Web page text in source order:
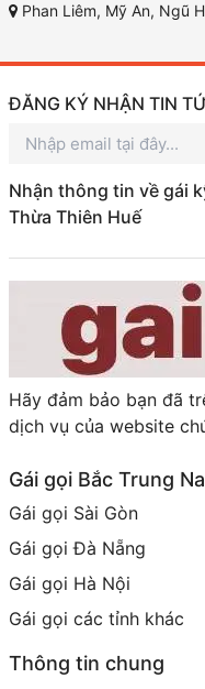
Phan Liêm, Mỹ An, Ngũ Hành Sơn, Đà
ĐĂNG KÝ NHẬN TIN
Nhận thông tin về gái
Thừa Thiên Huế
Hãy đảm bảo bạn đã
dịch vụ của website
Gái gọi Bắc Trung
Gái gọi Sài Gòn
Gái gọi Đà Nẵng
Gái gọi Hà Nội
Gái gọi các tỉnh khác
Thông tin chung